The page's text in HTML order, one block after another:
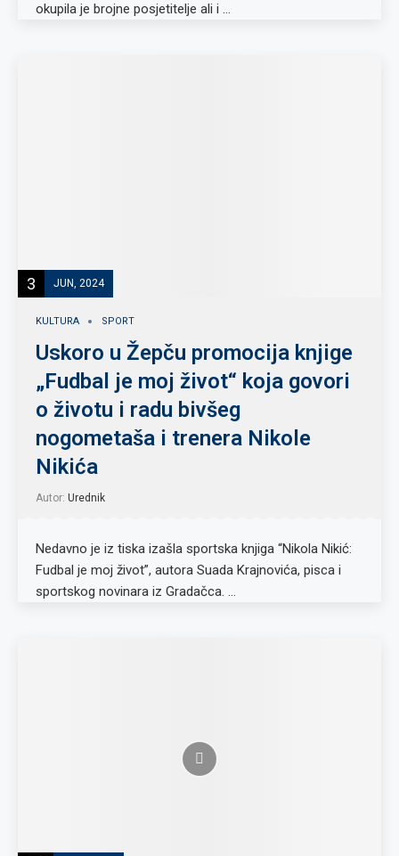
okupila je brojne posjetitelje ali i …
3 JUN, 2024
KULTURA SPORT
Uskoro u Žepču promocija knjige
„Fudbal je moj život“ koja govori
o životu i radu bivšeg
nogometaša i trenera Nikole
Nikića
Autor: Urednik
Nedavno je iz tiska izašla sportska knjiga “Nikola Nikić:
Fudbal je moj život”, autora Suada Krajnovića, pisca i
sportskog novinara iz Gradačca. …